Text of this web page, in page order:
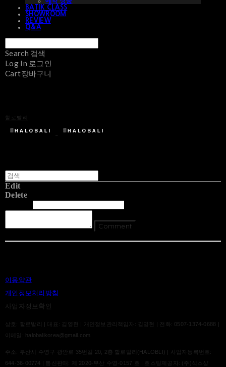
BATIK CLASS
SHOWROOM
REVIEW
Q&A
Search 검색
Log In 로그인
Cart장바구니
할로발리
Edit
Delete
Comment
이용약관
개인정보처리방침
사업자정보확인
상호: 할로발리 | 대표: 김영현 | 개인정보관리책임자: 김영현 | 전화: 0507-1374-0688 |
이메일: halobalikorea@gmail.com
주소: 부산시 수영구 광안로 35번길 20, 2층 할로발리(HALOBLI) | 사업자등록번호:
644-36-00774 | 통신판매: 제 2020-부산 수영-0157 호 | 호스팅제공자: (주)식스샵